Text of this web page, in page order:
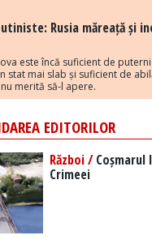
Rusia măreață și
este încă suficient de
stat mai slab și suficient de
merită să-l apere.
EDITORILOR
Război /Coșmarul
Crimeei